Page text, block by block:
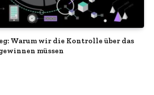
Warum wir die Kontrolle über das
müssen